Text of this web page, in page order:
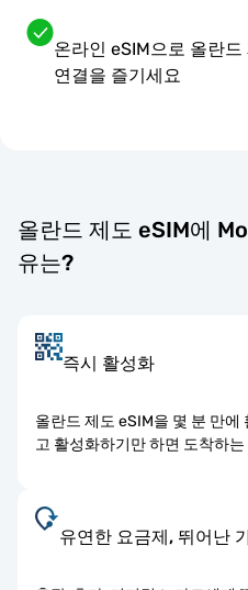
온라인 eSIM으로 올란
연결을 즐기세요
올란드 제도 eSIM에
유는?
즉시 활성화
올란드 제도 eSIM을 몇 분 만
고 활성화하기만 하면 도착하
유연한 요금제, 뛰어난